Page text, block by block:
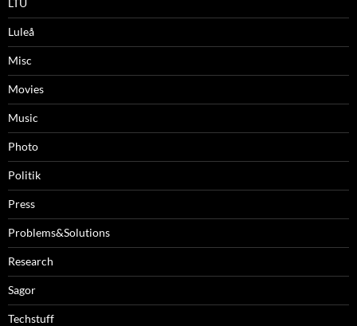
LTU
Luleå
Misc
Movies
Music
Photo
Politik
Press
Problems&Solutions
Research
Sagor
Techstuff